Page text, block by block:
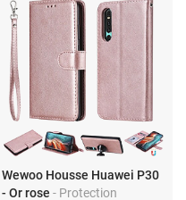
Wewoo Housse Huawei P30
- Or rose - Protection